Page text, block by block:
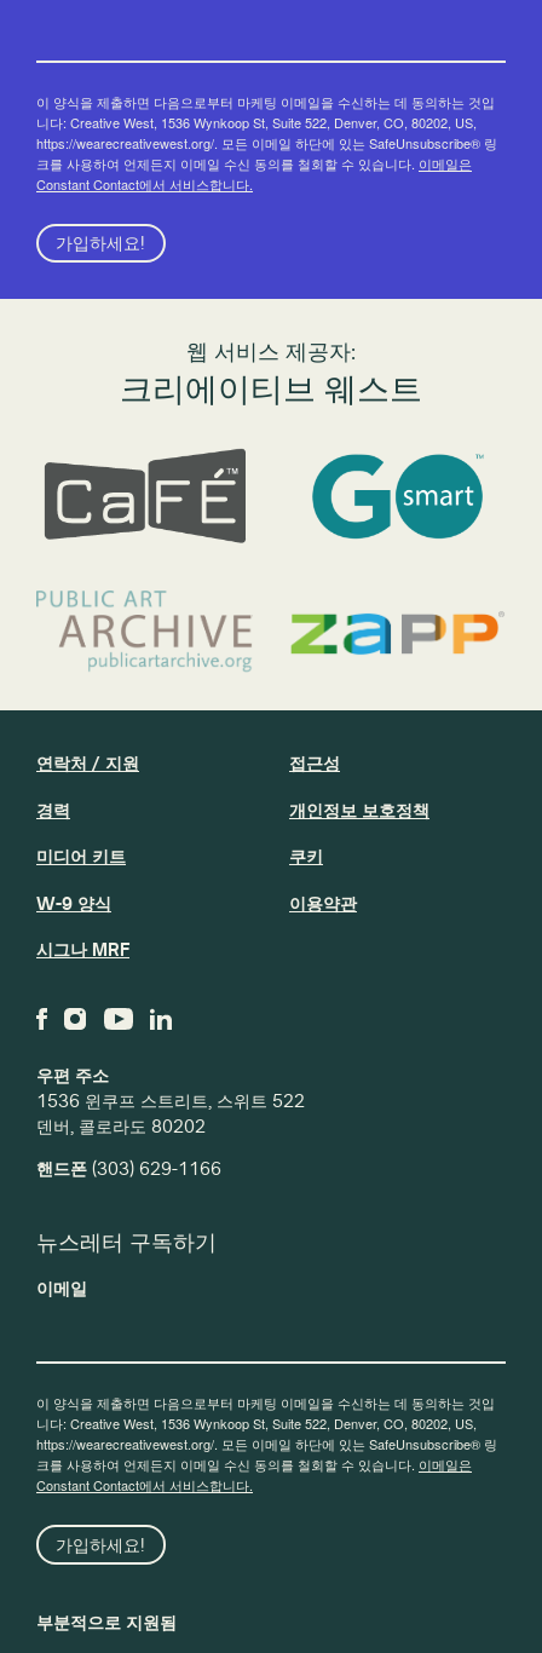
이 양식을 제출하면 다음으로부터 마케팅 이메일을 수신하는 데 동의하는 것입
니다: Creative West, 1536 Wynkoop St, Suite 522, Denver, CO, 80202, US,
https://wearecreativewest.org/. 모든 이메일 하단에 있는 SafeUnsubscribe® 링
크를 사용하여 언제든지 이메일 수신 동의를 철회할 수 있습니다. 이메일은
Constant Contact에서 서비스합니다.
가입하세요!
웹 서비스 제공자:
크리에이티브 웨스트
우편 주소
1536 윈쿠프 스트리트, 스위트 522
덴버, 콜로라도 80202
핸드폰 (303) 629-1166
연락처 / 지원
경력
미디어 키트
W-9 양식
시그나 MRF
접근성
개인정보 보호정책
쿠키
이용약관
뉴스레터 구독하기
이메일
이 양식을 제출하면 다음으로부터 마케팅 이메일을 수신하는 데 동의하는 것입
니다: Creative West, 1536 Wynkoop St, Suite 522, Denver, CO, 80202, US,
https://wearecreativewest.org/. 모든 이메일 하단에 있는 SafeUnsubscribe® 링
크를 사용하여 언제든지 이메일 수신 동의를 철회할 수 있습니다. 이메일은
Constant Contact에서 서비스합니다.
가입하세요!
부분적으로 지원됨